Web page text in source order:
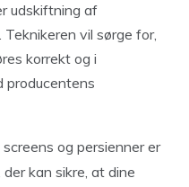
udskiftning af
vil sørge for,
korrekt og i
producentens
og persienner er
kan sikre, at dine